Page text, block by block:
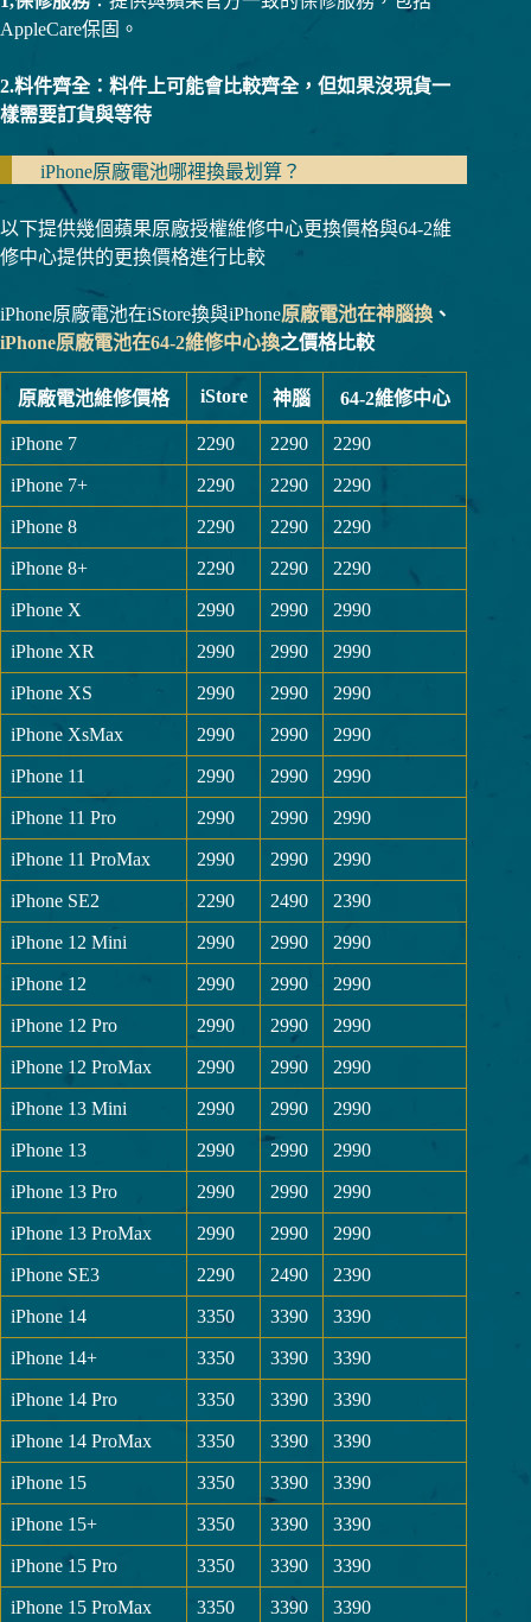
AppleCare保固。
2.料件齊全：料件上可能會比較齊全，但如果沒現貨一
樣需要訂貨與等待
iPhone原廠電池哪裡換最划算？
以下提供幾個蘋果原廠授權維修中心更換價格與64-2維
修中心提供的更換價格進行比較
iPhone原廠電池在iStore換與iPhone原廠電池在神腦換 、
iPhone原廠電池在64-2維修中心換之價格比較
原廠電池維修價格 iStore 神腦 64-2維修中心
iPhone 7 2290 2290 2290
iPhone 7+ 2290 2290 2290
iPhone 8 2290 2290 2290
iPhone 8+ 2290 2290 2290
iPhone X 2990 2990 2990
iPhone XR 2990 2990 2990
iPhone XS 2990 2990 2990
iPhone XsMax 2990 2990 2990
iPhone 11 2990 2990 2990
iPhone 11 Pro 2990 2990 2990
iPhone 11 ProMax 2990 2990 2990
iPhone SE2 2290 2490 2390
iPhone 12 Mini 2990 2990 2990
iPhone 12 2990 2990 2990
iPhone 12 Pro 2990 2990 2990
iPhone 12 ProMax 2990 2990 2990
iPhone 13 Mini 2990 2990 2990
iPhone 13 2990 2990 2990
iPhone 13 Pro 2990 2990 2990
iPhone 13 ProMax 2990 2990 2990
iPhone SE3 2290 2490 2390
iPhone 14 3350 3390 3390
iPhone 14+ 3350 3390 3390
iPhone 14 Pro 3350 3390 3390
iPhone 14 ProMax 3350 3390 3390
iPhone 15 3350 3390 3390
iPhone 15+ 3350 3390 3390
iPhone 15 Pro 3350 3390 3390
iPhone 15 ProMax 3350 3390
3390